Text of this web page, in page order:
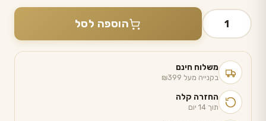
כמות
של
אודרי
הוספה לסל
משלוח חינם
בקנייה מעל ₪399
החזרה קלה
תוך 14 יום